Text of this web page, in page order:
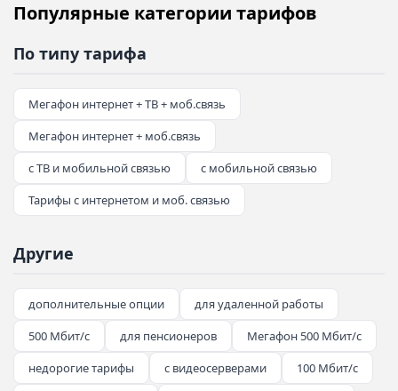
Популярные категории тарифов
По типу тарифа
Мегафон интернет + ТВ + моб.связь
Мегафон интернет + моб.связь
с ТВ и мобильной связью
с мобильной связью
Тарифы с интернетом и моб. связью
Другие
дополнительные опции
для удаленной работы
500 Мбит/с
для пенсионеров
Мегафон 500 Мбит/с
недорогие тарифы
с видеосерверами
100 Мбит/с